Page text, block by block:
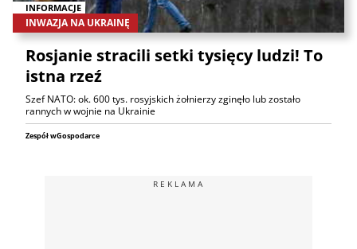
INFORMACJE
INWAZJA NA UKRAINĘ
Rosjanie stracili setki tysięcy ludzi! To
istna rzeź
Szef NATO: ok. 600 tys. rosyjskich żołnierzy zginęło lub zostało
rannych w wojnie na Ukrainie
Zespół wGospodarce
REKLAMA